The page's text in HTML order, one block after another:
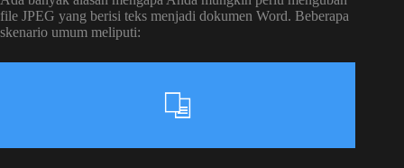
file JPEG yang berisi teks menjadi dokumen Word. Beberapa
skenario umum meliputi: